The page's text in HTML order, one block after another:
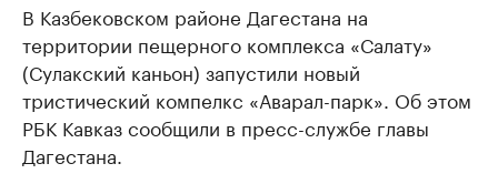
В Казбековском районе Дагестана на
территории пещерного комплекса «Салату»
(Сулакский каньон) запустили новый
тристический компелкс «Аварал-парк». Об этом
РБК Кавказ сообщили в пресс-службе главы
Дагестана.